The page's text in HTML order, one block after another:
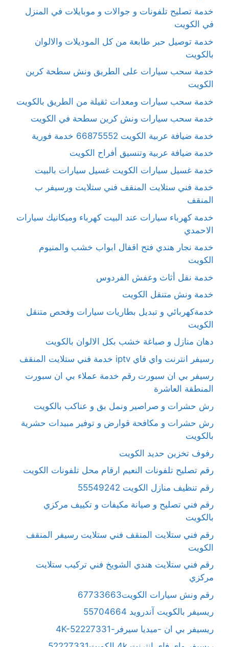
خدمة تصليح تلفونات و جوالات و موبايلات في المنزل
في الكويت
خدمة توصيل حبر طابعة من كل الموديلات والالوان
بالكويت
خدمة سحب سيارات على الطريق ونش سطحة كرين
الكويت
خدمة سحب سيارات ومعدات ثقيلة من الطريق بالكويت
خدمة سحب سيارات ونش كرين سطحة في الكويت
خدمة ضيافة عربية الكويت 66875552 خدمة فورية
خدمة ضيافة عربية وتنسيق أفراح الكويت
خدمة غسيل سيارات الكويت غسيل سيارات بالبيت
خدمة فني ستلايت المنقف فني ستلايت ورسيفر ب
المنقف
خدمة كهرباء سيارات عند البيت كهرباء وميكانيك سيارات
الاحمدي
خدمة نجار هندي فتح اقفال ابواب خشب والمنيوم
الكويت
خدمة نقل أثاث وعفش الفردوس
خدمة ونش متنقل الكويت
خدمةكهربائي و تبديل بطاريات سيارات وفحص متنقل
الكويت
دهان منازل و صباغة خشب بكل الالوان بالكويت
رسيفر انترنت واي فاي iptv خدمة فني ستلايت المنقف
رسيفر بي ان سبورت رقم خدمة عملاء بي ان سبورت
المنطقة العاشرة
رش حشرات و صراصير ونمل بق و عناكب بالكويت
رش حشرات و مكافحة قوارض و توفير مبيدات حشرية
بالكويت
رفوف تخزين حديد الكويت
رقم تصليح تلفونات النعيم ارقام محل تلفونات الكويت
رقم تنظيف منازل الكويت 55549242
رقم فني تصليح و صيانة مكيفات و تكييف مركزي
بالكويت
رقم فني ستلايت المنقف فني ستلايت رسيفر المنقف
الكويت
رقم فني ستلايت هندي الشويخ فني تركيب ستلايت
مركزي
رقم ونش سيارات الكويت67733663
ريسيفر بالكويت آندرويد 55704664
ريسيفر بي ان -ميديا سيرفر-4K-52227331